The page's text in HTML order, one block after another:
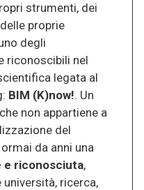
strumenti, dei
proprie
degli
riconoscibili nel
legata al
BIM (K)now!. Un
non appartiene a
del
da anni una
e riconosciuta,
ricerca,